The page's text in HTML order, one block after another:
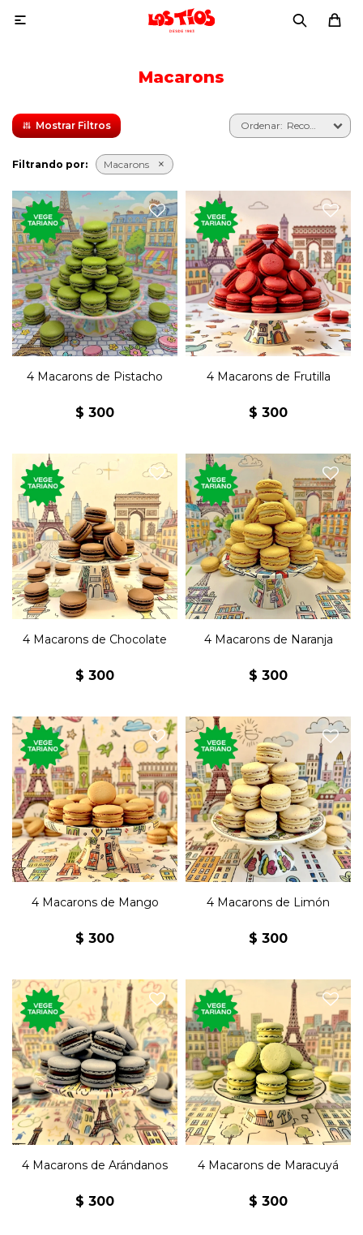

Macarons
Recomendados
Filtrando por: Macarons
Cuatro macarons con
harina de almendras, relleno
de ganache de pistacho.
Un clásico dulce de la
repostería francesa.
4 Macarons de Pistacho
$ 300
Cuatro macarons con
harina de almendras y
rellenos de ganache de
frutilla.
Un clásico dulce de la
repostería francesa.
4 Macarons de Frutilla
$ 300
Cuatro macarons con
harina de almendras y
rellenos de ganache de
chocolate.
Un clásico dulce de la
repostería francesa.
4 Macarons de Chocolate
$ 300
Cuatro macarons con
harina de almendras y
rellenos de ganache de
naranja.
Un clásico dulce de la
repostería francesa.
4 Macarons de Naranja
$ 300
Cuatro macarons con
harina de almendras y
rellenos de ganache de
mango.
Un clásico dulce de la
repostería francesa.
4 Macarons de Mango
$ 300
Cuatro macarons con
harina de almendras y
rellenos de ganache de
limón.
Un clásico dulce de la
repostería francesa.
4 Macarons de Limón
$ 300
Cuatro macarons con
harina de almendras y
rellenos de ganache de
arándanos.
Un clásico dulce de la
repostería francesa.
4 Macarons de Arándanos
$ 300
Cuatro macarons con
harina de almendras y
rellenos de ganache de
maracuyá.
Un clásico dulce de la
repostería francesa.
4 Macarons de Maracuyá
$ 300